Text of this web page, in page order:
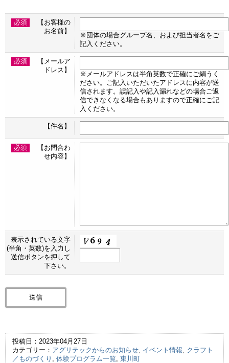
必須
【お客様の
お名前】
※団体の場合グループ名、および担当者名をご
記入ください。
必須
【メールア
ドレス】
※メールアドレスは半角英数で正確にご絹うく
ださい。ご記入いただいたアドレスに内容が送
信されます。誤記入や記入漏れなどの場合ご返
信できなくなる場合もありますので正確にご記
入ください。
【件名】
必須
【お問合わ
せ内容】
表示されている文字
(半角・英数)を入力し
送信ボタンを押して
下さい。
投稿日：2023年04月27日
カテゴリー： アグリテックからのお知らせ イベント情報
クラフト
／ものづくり
体験プログラム一覧 東川町